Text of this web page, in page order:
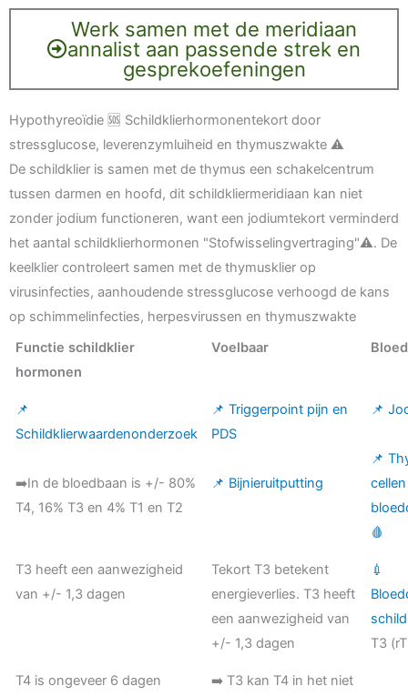
Werk samen met de meridiaan
annalist aan passende strek en
gesprekoefeningen
Hypothyreoïdie 🆘 Schildklierhormonentekort door
stressglucose, leverenzymluiheid en thymuszwakte ⚠️
De schildklier is samen met de thymus een schakelcentrum
tussen darmen en hoofd, dit schildkliermeridiaan kan niet
zonder jodium functioneren, want een jodiumtekort verminderd
het aantal schildklierhormonen "Stofwisselingvertraging"⚠️. De
keelklier controleert samen met de thymusklier op
virusinfecties, aanhoudende stressglucose verhoogd de kans
op schimmelinfecties, herpesvirussen en thymuszwakte
Functie schildklier
hormonen
Voelbaar
📌
Schildklierwaardenonderzoek
➡️In de bloedbaan is +/- 80%
T4, 16% T3 en 4% T1 en T2
📌 Triggerpoint pijn en
PDS
📌 Bijnieruitputting
📌
📌
cellen
🩸
T3 heeft een aanwezigheid
van +/- 1,3 dagen
Tekort T3 betekent
energieverlies. T3 heeft
een aanwezigheid van
+/- 1,3 dagen
💉
T3
T4 is ongeveer 6 dagen
➡️ T3 kan T4 in het niet